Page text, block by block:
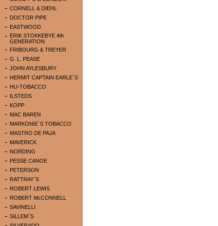
CORNELL & DIEHL
DOCTOR PIPE
EASTWOOD
ERIK STOKKEBYE 4th
GENERATION
FRIBOURG & TREYER
G. L. PEASE
JOHN AYLESBURY
HERMIT CAPTAIN EARLE`S
HU-TOBACCO
ILSTEDS
KOPP
MAC BAREN
MARKONIE`S TOBACCO
MASTRO DE PAJA
MAVERICK
NORDING
PESSE CANOE
PETERSON
RATTRAY`S
ROBERT LEWIS
ROBERT McCONNELL
SAVINELLI
SILLEM`S